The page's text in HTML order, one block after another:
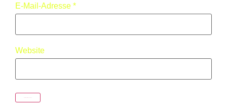
E-Mail-Adresse *
Website